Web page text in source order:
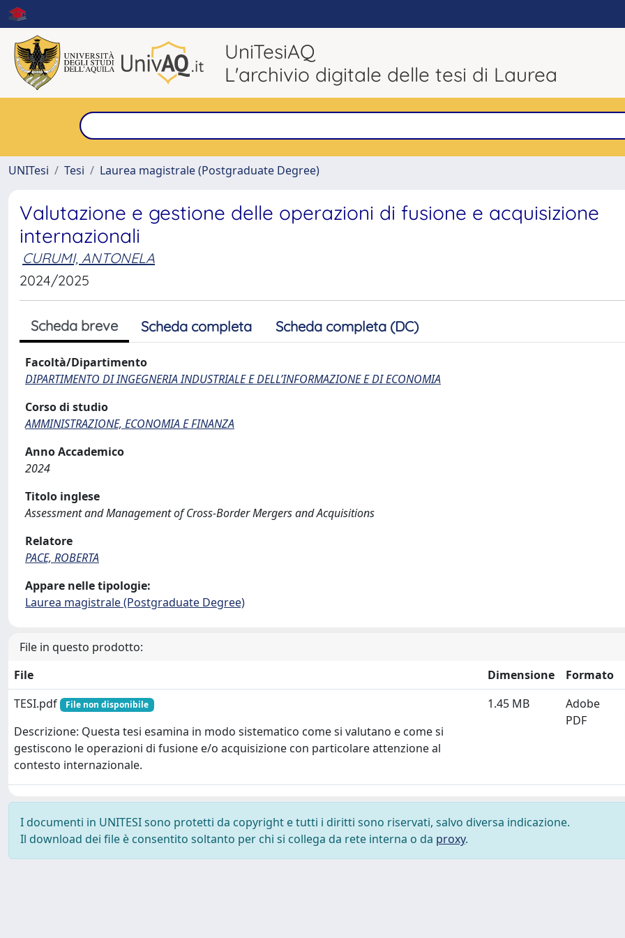
UniTesiAQ
L'archivio digitale delle tesi di Laurea
UNITesi
Tesi Laurea magistrale (Postgraduate Degree)
Valutazione e gestione delle operazioni di fusione e acquisizione
internazionali
CURUMI, ANTONELA
2024/2025
Scheda breve Scheda completa Scheda completa (DC)
Facoltà/Dipartimento
DIPARTIMENTO DI INGEGNERIA INDUSTRIALE E DELL’INFORMAZIONE E DI ECONOMIA
Corso di studio
AMMINISTRAZIONE, ECONOMIA E FINANZA
Anno Accademico
2024
Titolo inglese
Assessment and Management of Cross-Border Mergers and Acquisitions
Relatore
PACE, ROBERTA
Appare nelle tipologie:
Laurea magistrale (Postgraduate Degree)
File in questo prodotto:
File
Dimensione
Formato
TESI.pdf
File non disponibile
Descrizione: Questa tesi esamina in modo sistematico come si valutano e come si
gestiscono le operazioni di fusione e/o acquisizione con particolare attenzione al
contesto internazionale.
1.45 MB
Adobe
PDF
I documenti in UNITESI sono protetti da copyright e tutti i diritti sono riservati, salvo diversa indicazione.
Il download dei file è consentito soltanto per chi si collega da rete interna o da proxy.